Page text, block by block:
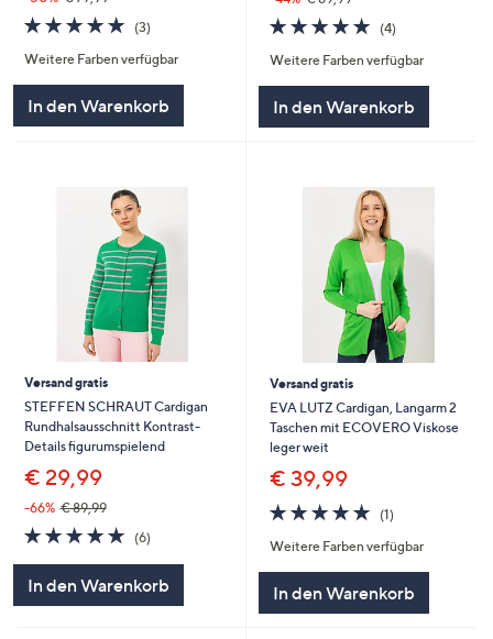
5.0
von
5
(3)3
Weitere Farben verfügbar
In den Warenkorb
5.0
von
5
(4)4
Weitere Farben verfügbar
In den Warenkorb
Versand gratis
STEFFEN SCHRAUT Cardigan
Rundhalsausschnitt Kontrast-
Details figurumspielend
€ 29,99
-66% € 89,99
5.0
von
(6)6
In den Warenkorb
Versand gratis
EVA LUTZ Cardigan, Langarm 2
Taschen mit ECOVERO Viskose
leger weit
€ 39,99
5.0
von
5
(1)1
Weitere Farben verfügbar
In den Warenkorb